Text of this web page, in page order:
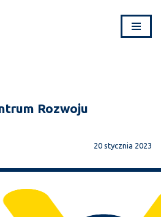
Rozwoju
20 stycznia 2023